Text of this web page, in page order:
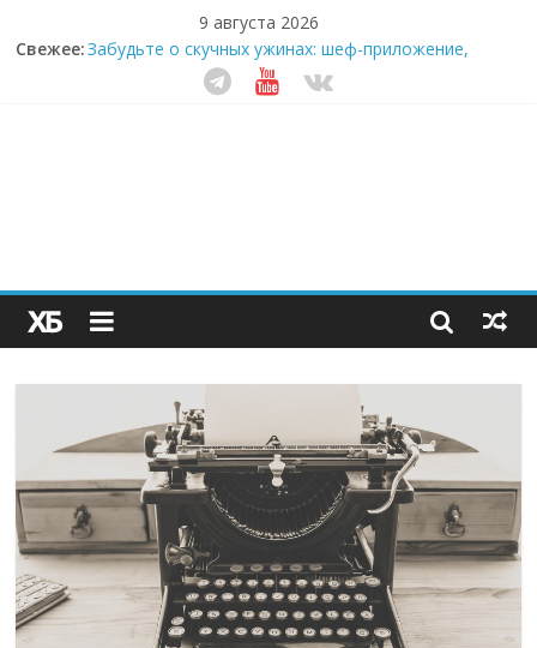
9 августа 2026
Свежее:Забудьте о скучных ужинах: шеф-приложение,
которое видит вашу еду насквозь
Небо зовёт: как бизнес на полётах дронов и
Секрет супергидратации: почему кокосовая вода с
пребиотиками становится главным трендом
здорового питания